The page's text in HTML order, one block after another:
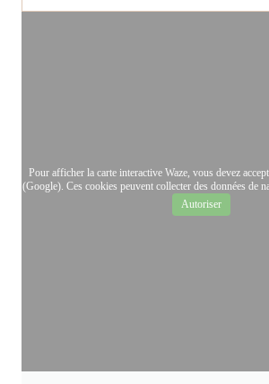
Pour afficher la carte interactive Waze, vous devez
(Google). Ces cookies peuvent collecter des données de
Autoriser